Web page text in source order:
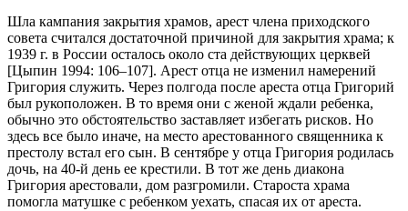
Шла кампания закрытия храмов, арест члена приходского
совета считался достаточной причиной для закрытия храма; к
1939 г. в России осталось около ста действующих церквей
[Цыпин 1994: 106–107]. Арест отца не изменил намерений
Григория служить. Через полгода после ареста отца Григорий
был рукоположен. В то время они с женой ждали ребенка,
обычно это обстоятельство заставляет избегать рисков. Но
здесь все было иначе, на место арестованного священника к
престолу встал его сын. В сентябре у отца Григория родилась
дочь, на 40-й день ее крестили. В тот же день диакона
Григория арестовали, дом разгромили. Староста храма
помогла матушке с ребенком уехать, спасая их от ареста.